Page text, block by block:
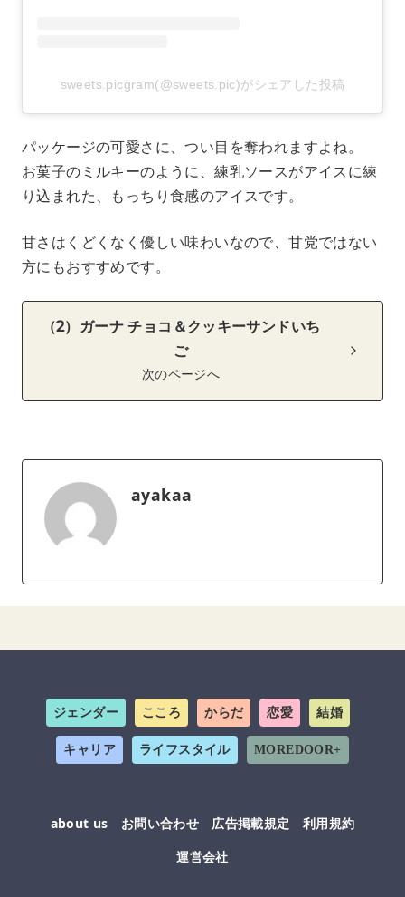
sweets.picgram(@sweets.pic)がシェアした投稿
パッケージの可愛さに、つい目を奪われますよね。
お菓子のミルキーのように、練乳ソースがアイスに練
り込まれた、もっちり食感のアイスです。
甘さはくどくなく優しい味わいなので、甘党ではない
方にもおすすめです。
（2）ガーナ チョコ＆クッキーサンドいち
ご
次のページへ
ayakaa
ジェンダー こころ からだ 恋愛 結婚
キャリア ライフスタイル MOREDOOR+
about us お問い合わせ 広告掲載規定
利用規約
運営会社